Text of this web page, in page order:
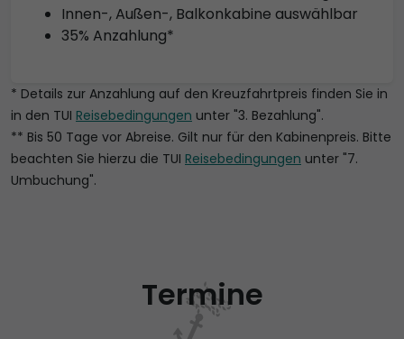
Innen-, Außen-, Balkonkabine auswählbar
35% Anzahlung*
* Details zur Anzahlung auf den Kreuzfahrtpreis finden Sie in
in den TUI Reisebedingungen unter "3. Bezahlung".
** Bis 50 Tage vor Abreise. Gilt nur für den Kabinenpreis. Bitte
beachten Sie hierzu die TUI Reisebedingungen unter "7.
Umbuchung".
Termine